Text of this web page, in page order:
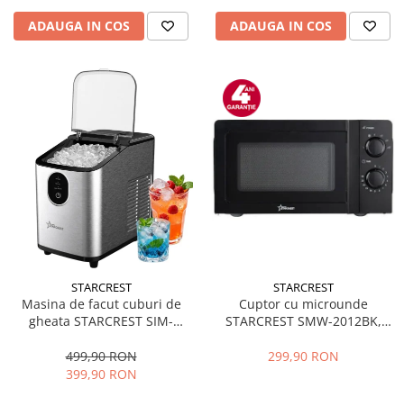
ADAUGA IN COS ADAUGA IN COS
STARCREST
Masina de facut cuburi de
gheata STARCREST SIM-
12Kg/24h, Cos gheata
detasabil, Rezervor apa 0.8 l,
499,90 RON
399,90 RON
STARCREST
Cuptor cu microunde
STARCREST SMW-2012BK,
mecanic, 6 Trepte de putere,
299,90 RON